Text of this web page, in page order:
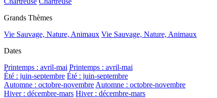
Grands Thèmes
Vie Sauvage, Nature, Animaux Vie Sauvage, Nature, Animaux
Dates
Printemps : avril-mai Printemps : avril-mai
Été : juin-septembre Été : juin-septembre
Automne : octobre-novembre Automne : octobre-novembre
Hiver : décembre-mars Hiver : décembre-mars